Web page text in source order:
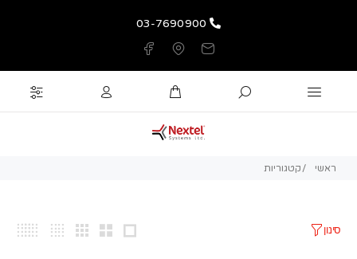
03-7690900
ראשי קטגוריות
סינון